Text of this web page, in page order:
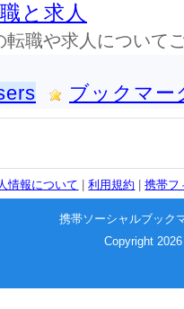
と求人
転職や求人について
ブックマー
情報について |利用規約 |携帯フ
携帯ソーシャルブック
Copyright